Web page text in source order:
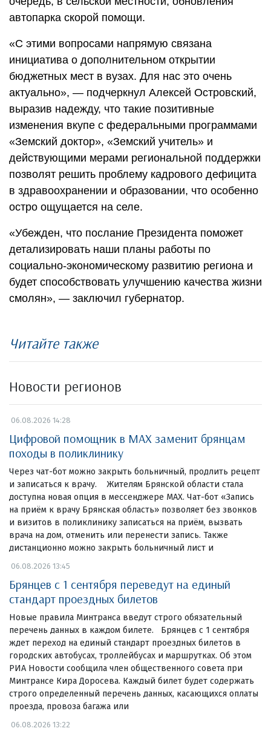
автопарка скорой помощи.
«С этими вопросами напрямую связана
инициатива о дополнительном открытии
бюджетных мест в вузах. Для нас это очень
актуально», — подчеркнул Алексей Островский,
выразив надежду, что такие позитивные
изменения вкупе с федеральными программами
«Земский доктор», «Земский учитель» и
действующими мерами региональной поддержки
позволят решить проблему кадрового дефицита
в здравоохранении и образовании, что особенно
остро ощущается на селе.
«Убежден, что послание Президента поможет
детализировать наши планы работы по
социально-экономическому развитию региона и
будет способствовать улучшению качества жизни
смолян», — заключил губернатор.
Читайте также
Новости регионов
06.08.2026 14:28
Цифровой помощник в MAX заменит брянцам
походы в поликлинику
Через чат-бот можно закрыть больничный, продлить рецепт
и записаться к врачу. Жителям Брянской области стала
доступна новая опция в мессенджере MAX. Чат-бот «Запись
на приём к врачу Брянская область» позволяет без звонков
и визитов в поликлинику записаться на приём, вызвать
врача на дом, отменить или перенести запись. Также
дистанционно можно закрыть больничный лист и
06.08.2026 13:45
Брянцев с 1 сентября переведут на единый
стандарт проездных билетов
Новые правила Минтранса введут строго обязательный
перечень данных в каждом билете. Брянцев с 1 сентября
ждет переход на единый стандарт проездных билетов в
городских автобусах, троллейбусах и маршрутках. Об этом
РИА Новости сообщила член общественного совета при
Минтрансе Кира Доросева. Каждый билет будет содержать
строго определенный перечень данных, касающихся оплаты
проезда, провоза багажа или
06.08.2026 13:22